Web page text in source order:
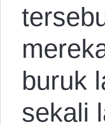
buruk
sekali